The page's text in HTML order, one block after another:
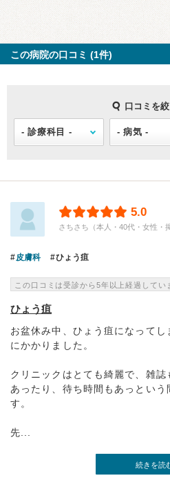
この病院の口コミ (1件)
口コミを
5.0
さちさち（本人・40代・女性・
皮膚科 ひょう疽
この口コミは受診から5年以上経過してい
ひょう疽
お盆休み中、ひょう疽になって
にかかりました。
クリニックはとても綺麗で、雑
あったり、待ち時間もあっという
す。
先...
続きを読